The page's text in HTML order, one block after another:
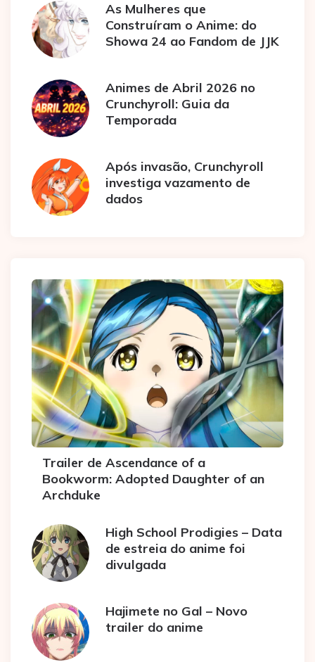
As Mulheres que
Construíram o Anime: do
Showa 24 ao Fandom de JJK
Animes de Abril 2026 no
Crunchyroll: Guia da
Temporada
Após invasão, Crunchyroll
investiga vazamento de
dados
Trailer de Ascendance of a
Bookworm: Adopted Daughter of an
Archduke
High School Prodigies – Data
de estreia do anime foi
divulgada
Hajimete no Gal – Novo
trailer do anime